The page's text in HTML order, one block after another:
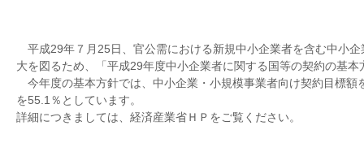
平成29年７月25日、官公需における新規中小企業者を含む中小
大を図るため、「平成29年度中小企業者に関する国等の契約の基
今年度の基本方針では、中小企業・小規模事業者向け契約目標額
を55.1％としています。
詳細につきましては、経済産業省ＨＰをご覧ください。